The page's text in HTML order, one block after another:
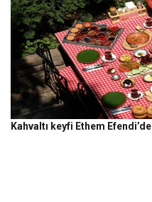
Kahvaltı keyfi Ethem Efendi’de